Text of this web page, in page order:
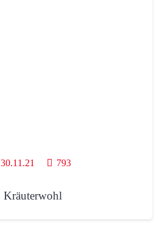
30.11.21 793
Kräuterwohl